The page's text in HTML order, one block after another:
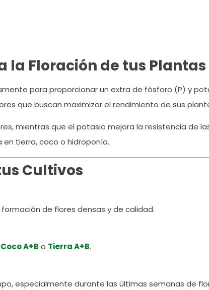
la Floración de tus Plantas
para proporcionar un extra de fósforo (P) y
que buscan maximizar el rendimiento de sus
mientras que el potasio mejora la resistencia de
tierra, coco o hidroponía.
Cultivos
de flores densas y de calidad.
Coco A+B o Tierra A+B.
especialmente durante las últimas semanas de